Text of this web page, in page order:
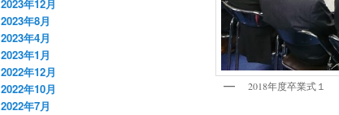
2018年度卒業式１
2023年12月
2023年8月
2023年4月
2023年1月
2022年12月
2022年10月
2022年7月